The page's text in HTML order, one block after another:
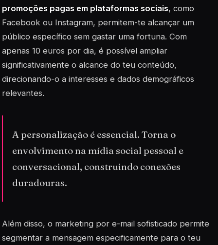
promoções pagas em plataformas sociais, como
Facebook ou Instagram, permitem-te alcançar um
público específico sem gastar uma fortuna. Com
apenas 10 euros por dia, é possível ampliar
significativamente o alcance do teu conteúdo,
direcionando-o a interesses e dados demográficos
relevantes.
A personalização é essencial. Torna o
envolvimento na mídia social pessoal e
conversacional, construindo conexões
duradouras.
Além disso, o marketing por e-mail sofisticado permite
segmentar a mensagem especificamente para o teu